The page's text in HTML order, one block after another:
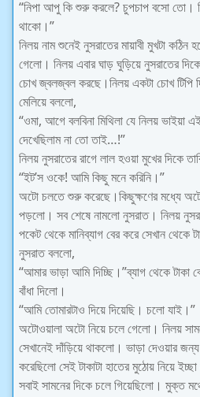
“নিপা আপু কি শুরু করলে? চুপচাপ বসো তো।
থাকো।”
নিলয় নাম শুনেই নুসরাতের মায়াবী মুখটা
গেলো। নিলয় এবার ঘাড় ঘুড়িয়ে নুসরাতের
চোখ জ্বলজ্বল করছে।নিলয় একটা চোখ টিপি
মেলিয়ে বললো,
“ওমা, আগে বলবিনা মিথিলা যে নিলয় ভাইয়া
দেখেছিলাম না তো তাই…!”
নিলয় নুসরাতের রাগে লাল হওয়া মুখের দিকে
“ইট’স ওকে! আমি কিছু মনে করিনি।”
অটো চলতে শুরু করেছে।কিছুক্ষণের মধ্যে
পড়লো। সব শেষে নামলো নুসরাত। নিলয়
পকেট থেকে মানিব্যাগ বের করে সেখান থেকে
নুসরাত বললো,
“আমার ভাড়া আমি দিচ্ছি।”ব্যাগ থেকে টাকা
বাঁধা দিলো।
“আমি তোমারটাও দিয়ে দিয়েছি। চলো যাই।”
অটোওয়ালা অটো নিয়ে চলে গেলো। নিলয়
সেখানেই দাঁড়িয়ে থাকলো। ভাড়া দেওয়ার জন্য
করেছিলো সেই টাকাটা হাতের মুঠোয় নিয়ে
সবাই সামনের দিকে চলে গিয়েছিলো। মুক্ত